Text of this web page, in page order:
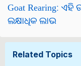
Goat Rearing:
ଲକ୍ଷାଧିକ ଲାଭ
Related Topics